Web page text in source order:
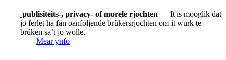
publisiteits-, privacy- of morele rjochten — It is mooglik dat
jo ferlet ha fan oanfoljende brûkersrjochten om it wurk te
brûken sa’t jo wolle.
Mear ynfo